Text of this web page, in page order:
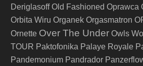
Deriglasoff Old Fashioned Oprawca
Orbita Wiru Organek Orgasmatron
Ornette Over The Under Owls
TOUR Paktofonika Palaye Royale
Pandemonium Pandrador